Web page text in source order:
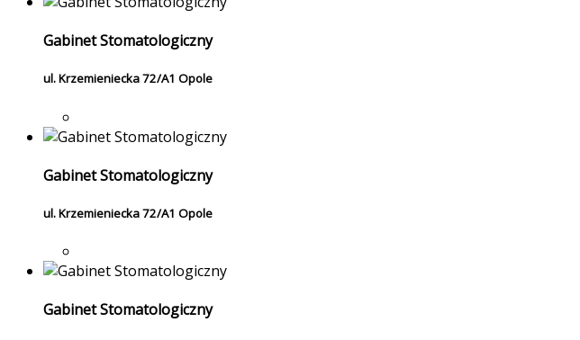
Gabinet Stomatologiczny
ul. Krzemieniecka 72/A1 Opole
Gabinet Stomatologiczny
ul. Krzemieniecka 72/A1 Opole
Gabinet Stomatologiczny